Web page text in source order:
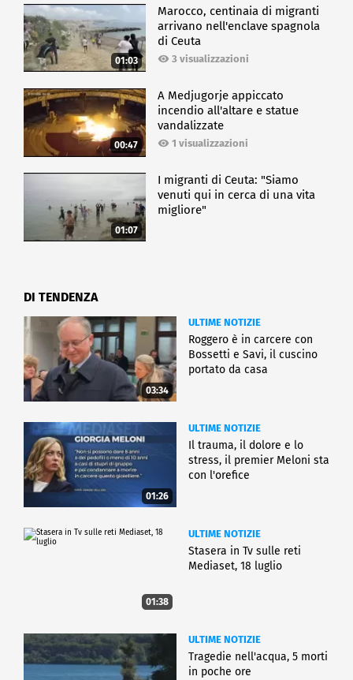
01:03
Marocco, centinaia di migranti
arrivano nell'enclave spagnola
di Ceuta
3 visualizzazioni
00:47
A Medjugorje appiccato
incendio all'altare e statue
vandalizzate
1 visualizzazioni
01:07
I migranti di Ceuta: "Siamo
venuti qui in cerca di una vita
migliore"
DI TENDENZA
03:34
ULTIME NOTIZIE
Roggero è in carcere con
Bossetti e Savi, il cuscino
portato da casa
01:26
ULTIME NOTIZIE
Il trauma, il dolore e lo
stress, il premier Meloni sta
con l'orefice
01:38
ULTIME NOTIZIE
Stasera in Tv sulle reti
Mediaset, 18 luglio
ULTIME NOTIZIE
Tragedie nell'acqua, 5 morti
in poche ore